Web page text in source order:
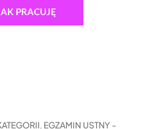
PRACUJĘ
, EGZAMIN USTNY -